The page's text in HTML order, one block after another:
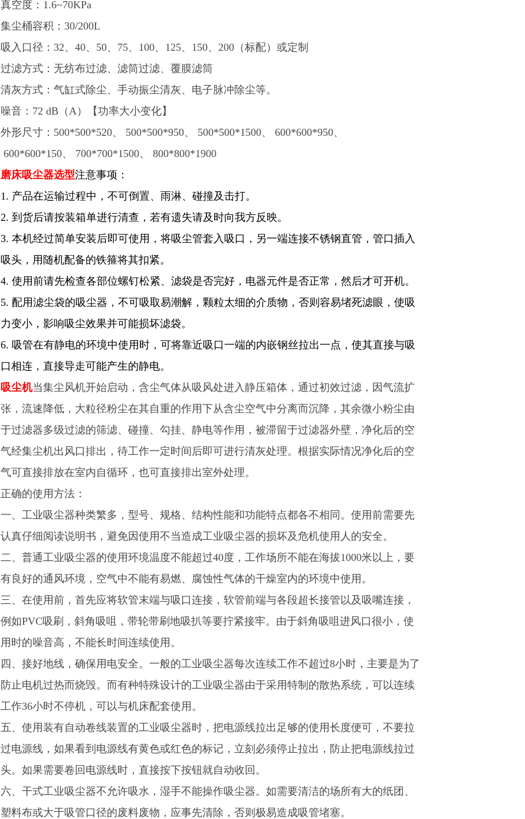
真空度：1.6~70KPa
集尘桶容积：30/200L
吸入口径：32、40、50、75、100、125、150、200（标配）或定制
过滤方式：无纺布过滤、滤筒过滤、覆膜滤筒
清灰方式：气缸式除尘、手动振尘清灰、电子脉冲除尘等。
噪音：72 dB（A）【功率大小变化】
外形尺寸：500*500*520、 500*500*950、 500*500*1500、 600*600*950、
600*600*150、 700*700*1500、 800*800*1900
磨床吸尘器选型注意事项：
1. 产品在运输过程中，不可倒置、雨淋、碰撞及击打。
2. 到货后请按装箱单进行清查，若有遗失请及时向我方反映。
3. 本机经过简单安装后即可使用，将吸尘管套入吸口，另一端连接不锈钢直管，管口插入
吸头，用随机配备的铁箍将其扣紧。
4. 使用前请先检查各部位螺钉松紧、滤袋是否完好，电器元件是否正常，然后才可开机。
5. 配用滤尘袋的吸尘器，不可吸取易潮解，颗粒太细的介质物，否则容易堵死滤眼，使吸
力变小，影响吸尘效果并可能损坏滤袋。
6. 吸管在有静电的环境中使用时，可将靠近吸口一端的内嵌钢丝拉出一点，使其直接与吸
口相连，直接导走可能产生的静电。
吸尘机当集尘风机开始启动，含尘气体从吸风处进入静压箱体，通过初效过滤，因气流扩
张，流速降低，大粒径粉尘在其自重的作用下从含尘空气中分离而沉降，其余微小粉尘由
于过滤器多级过滤的筛滤、碰撞、勾挂、静电等作用，被滞留于过滤器外壁，净化后的空
气经集尘机出风口排出，待工作一定时间后即可进行清灰处理。根据实际情况净化后的空
气可直接排放在室内自循环，也可直接排出室外处理。
正确的使用方法：
一、工业吸尘器种类繁多，型号、规格、结构性能和功能特点都各不相同。使用前需要先
认真仔细阅读说明书，避免因使用不当造成工业吸尘器的损坏及危机使用人的安全。
二、普通工业吸尘器的使用环境温度不能超过40度，工作场所不能在海拔1000米以上，要
有良好的通风环境，空气中不能有易燃、腐蚀性气体的干燥室内的环境中使用。
三、在使用前，首先应将软管末端与吸口连接，软管前端与各段超长接管以及吸嘴连接，
例如PVC吸刷，斜角吸咀，带轮带刷地吸扒等要拧紧接牢。由于斜角吸咀进风口很小，使
用时的噪音高，不能长时间连续使用。
四、接好地线，确保用电安全。一般的工业吸尘器每次连续工作不超过8小时，主要是为了
防止电机过热而烧毁。而有种特殊设计的工业吸尘器由于采用特制的散热系统，可以连续
工作36小时不停机，可以与机床配套使用。
五、使用装有自动卷线装置的工业吸尘器时，把电源线拉出足够的使用长度便可，不要拉
过电源线，如果看到电源线有黄色或红色的标记，立刻必须停止拉出，防止把电源线拉过
头。如果需要卷回电源线时，直接按下按钮就自动收回。
六、干式工业吸尘器不允许吸水，湿手不能操作吸尘器。如需要清洁的场所有大的纸团、
塑料布或大于吸管口径的废料废物，应事先清除，否则极易造成吸管堵塞。